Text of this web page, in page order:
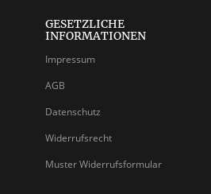
GESETZLICHE
INFORMATIONEN
Impressum
AGB
Datenschutz
Widerrufsrecht
Muster Widerrufsformular